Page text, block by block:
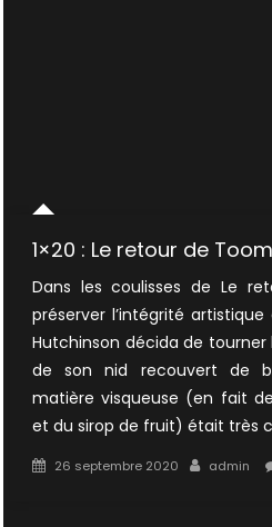
1×20 : Le retour de
Dans les coulisses de Le
préserver l’intégrité
Hutchinson décida de
de son nid recouvert de
matière visqueuse (en fait
et du sirop de fruit) était très
Posted
26 septembre 2020 Author
admin